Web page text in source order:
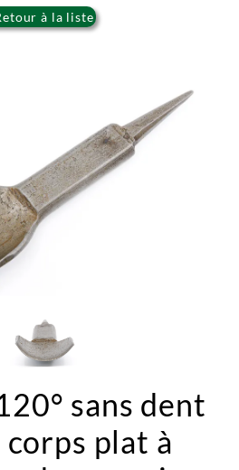
à la liste
sans dent
plat à